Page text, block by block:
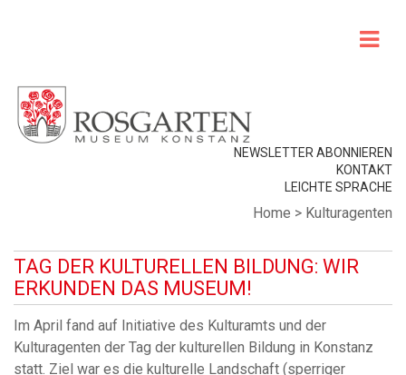
NEWSLETTER ABONNIEREN
KONTAKT
LEICHTE SPRACHE
Home > Kulturagenten
TAG DER KULTURELLEN BILDUNG: WIR
ERKUNDEN DAS MUSEUM!
Im April fand auf Initiative des Kulturamts und der
Kulturagenten der Tag der kulturellen Bildung in Konstanz
statt. Ziel war es die kulturelle Landschaft (sperriger